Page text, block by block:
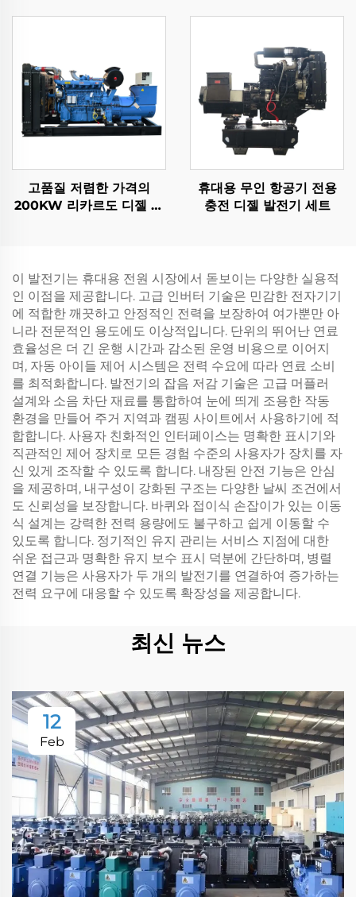
고품질 저렴한 가격의
200KW 리카르도 디젤 발
휴대용 무인 항공기 전용
충전 디젤 발전기 세트
이 발전기는 휴대용 전원 시장에서 돋보이는 다양한 실용적
인 이점을 제공합니다. 고급 인버터 기술은 민감한 전자기기
에 적합한 깨끗하고 안정적인 전력을 보장하여 여가뿐만 아
니라 전문적인 용도에도 이상적입니다. 단위의 뛰어난 연료
효율성은 더 긴 운행 시간과 감소된 운영 비용으로 이어지
며, 자동 아이들 제어 시스템은 전력 수요에 따라 연료 소비
를 최적화합니다. 발전기의 잡음 저감 기술은 고급 머플러
설계와 소음 차단 재료를 통합하여 눈에 띄게 조용한 작동
환경을 만들어 주거 지역과 캠핑 사이트에서 사용하기에 적
합합니다. 사용자 친화적인 인터페이스는 명확한 표시기와
직관적인 제어 장치로 모든 경험 수준의 사용자가 장치를 자
신 있게 조작할 수 있도록 합니다. 내장된 안전 기능은 안심
을 제공하며, 내구성이 강화된 구조는 다양한 날씨 조건에서
도 신뢰성을 보장합니다. 바퀴와 접이식 손잡이가 있는 이동
식 설계는 강력한 전력 용량에도 불구하고 쉽게 이동할 수
있도록 합니다. 정기적인 유지 관리는 서비스 지점에 대한
쉬운 접근과 명확한 유지 보수 표시 덕분에 간단하며, 병렬
연결 기능은 사용자가 두 개의 발전기를 연결하여 증가하는
전력 요구에 대응할 수 있도록 확장성을 제공합니다.
최신 뉴스
12
Feb